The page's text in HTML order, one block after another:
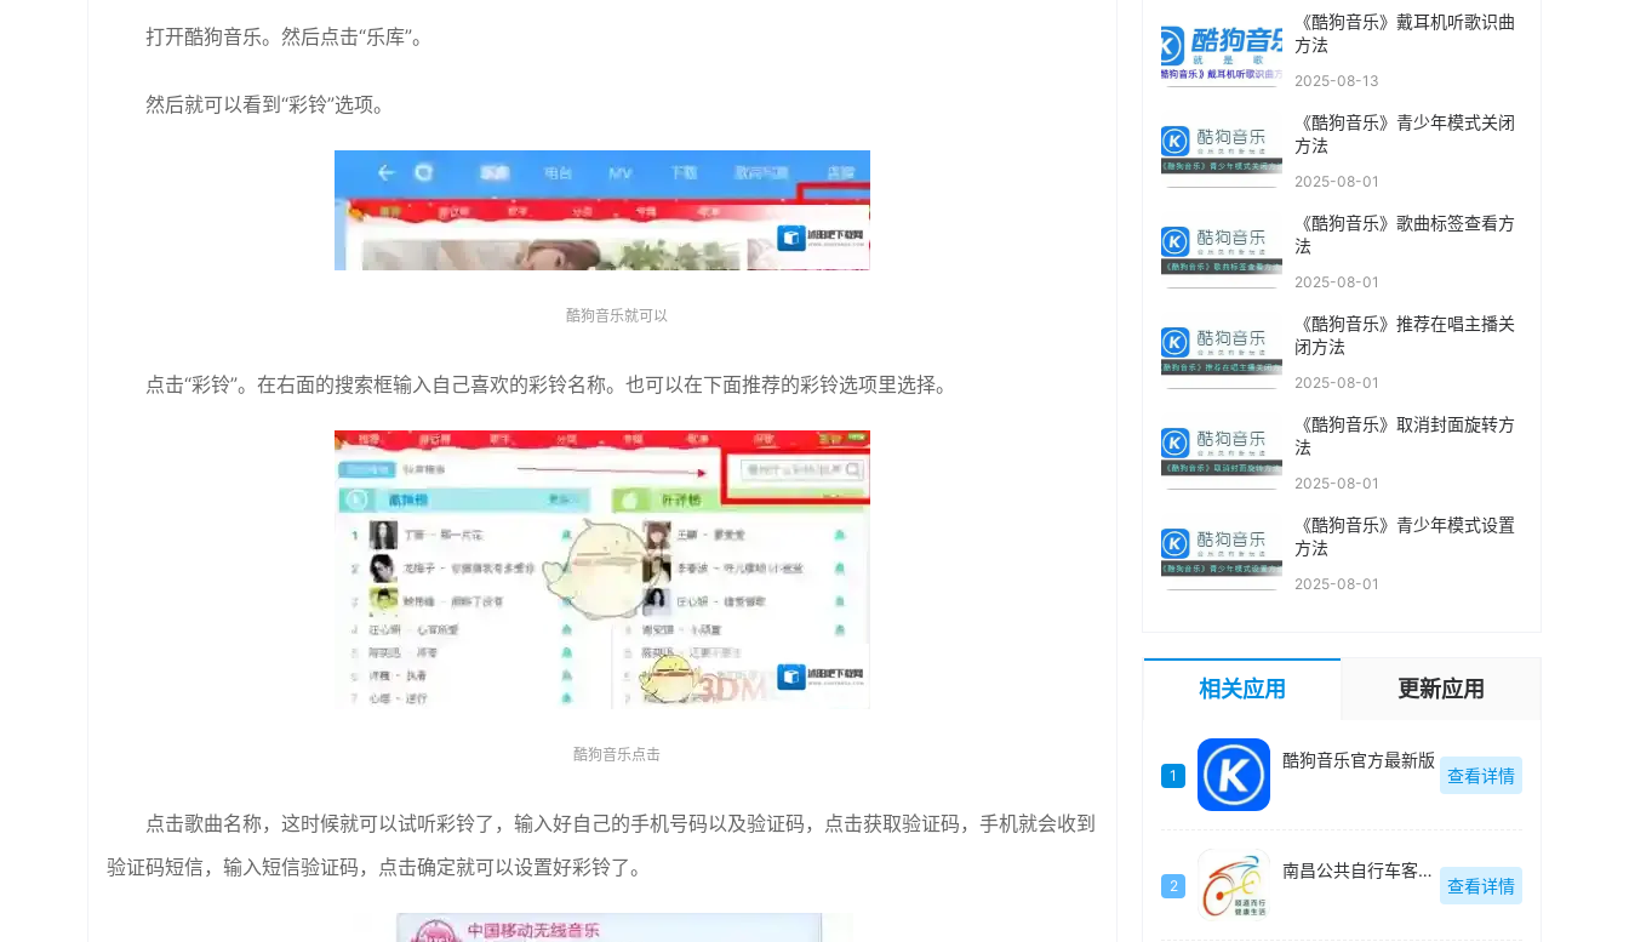
打开酷狗音乐。然后点击“乐库”。
然后就可以看到“彩铃”选项。
酷狗音乐就可以
点击“彩铃”。在右面的搜索框输入自己喜欢的彩铃名称。也可以在下面推荐的彩铃选项里选择。
酷狗音乐点击
点击歌曲名称，这时候就可以试听彩铃了，输入好自己的手机号码以及验证码，点击获取验证码，手机就会收到
验证码短信，输入短信验证码，点击确定就可以设置好彩铃了。
《酷狗音乐》戴耳机听歌识曲
方法
2025-08-13
《酷狗音乐》青少年模式关闭
方法
2025-08-01
《酷狗音乐》歌曲标签查看方
法
2025-08-01
《酷狗音乐》推荐在唱主播关
闭方法
2025-08-01
《酷狗音乐》取消封面旋转方
法
2025-08-01
《酷狗音乐》青少年模式设置
方法
2025-08-01
相关应用 更新应用
1
酷狗音乐官方最新版
查看详情
2
南昌公共自行车客户端(洪城乐骑行)最新版
查看详情